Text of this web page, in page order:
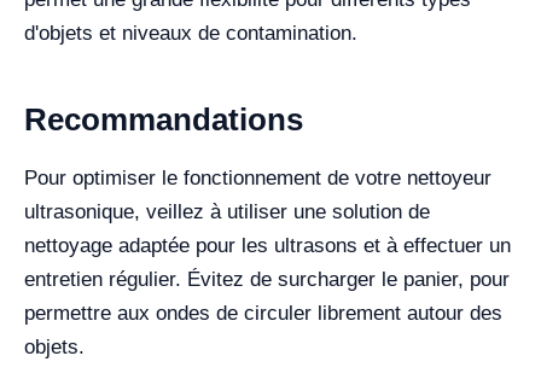
d'objets et niveaux de contamination.
Recommandations
Pour optimiser le fonctionnement de votre nettoyeur
ultrasonique, veillez à utiliser une solution de
nettoyage adaptée pour les ultrasons et à effectuer un
entretien régulier. Évitez de surcharger le panier, pour
permettre aux ondes de circuler librement autour des
objets.